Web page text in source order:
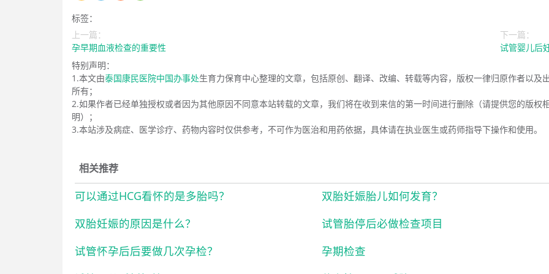
标签：
上一篇：
孕早期血液检查的重要性
下一篇：
试管婴儿后
特别声明：
1.本文由泰国康民医院中国办事处生育力保育中心整理的文章，包括原创、翻译、改编、转载等内容，版权一律归原作者以及
所有；
2.如果作者已经单独授权或者因为其他原因不同意本站转载的文章，我们将在收到来信的第一时间进行删除（请提供您的版权
明）；
3.本站涉及病症、医学诊疗、药物内容时仅供参考，不可作为医治和用药依据，具体请在执业医生或药师指导下操作和使用。
相关推荐
可以通过HCG看怀的是多胎吗？
双胎妊娠胎儿如何发育？
双胎妊娠的原因是什么？
试管胎停后必做检查项目
试管怀孕后后要做几次孕检？
孕期检查